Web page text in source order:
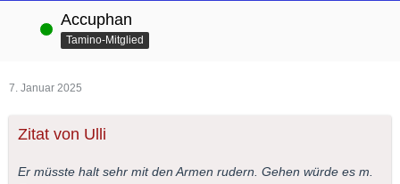
Online Accuphan
Tamino-Mitglied
7. Januar 2025
Zitat von Ulli
Er müsste halt sehr mit den Armen rudern. Gehen würde es m.